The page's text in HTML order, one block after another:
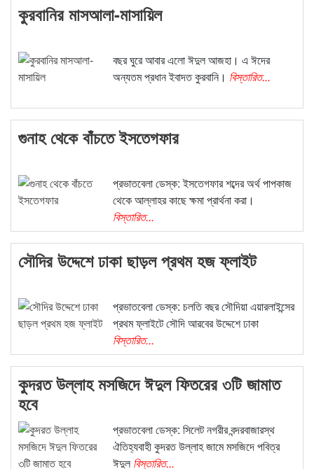
কুরবানির মাসআলা-মাসায়িল
বছর ঘুরে আবার এলো ঈদুল আজহা। এ ঈদের
অন্যতম প্রধান ইবাদত কুরবানি। বিস্তারিত...
গুনাহ থেকে বাঁচতে ইসতেগফার
প্রভাতবেলা ডেস্ক: ইসতেগফার শব্দের অর্থ পাপকাজ
থেকে আল্লাহর কাছে ক্ষমা প্রার্থনা করা।
বিস্তারিত...
সৌদির উদ্দেশে ঢাকা ছাড়ল প্রথম হজ ফ্লাইট
প্রভাতবেলা ডেস্ক: চলতি বছর সৌদিয়া এয়ারলাইন্সের
প্রথম ফ্লাইটে সৌদি আরবের উদ্দেশে ঢাকা
বিস্তারিত...
কুদরত উল্লাহ মসজিদে ঈদুল ফিতরের ৩টি জামাত
হবে
প্রভাতবেলা ডেস্ক: সিলেট নগরীর বন্দরবাজারস্থ
ঐতিহ্যবাহী কুদরত উল্লাহ জামে মসজিদে পবিত্র
ঈদুল বিস্তারিত...